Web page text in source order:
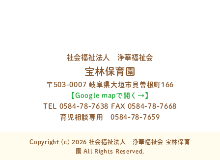
社会福祉法人 浄華福祉会
宝林保育園
〒503-0007 岐阜県大垣市貝曽根町166
【Google mapで開く→】
TEL 0584-78-7638 FAX 0584-78-7668
育児相談専用0584-78-7659
Copyright (c) 2026 社会福祉法人 浄華福祉会 宝林保育
園 All Rights Reserved.